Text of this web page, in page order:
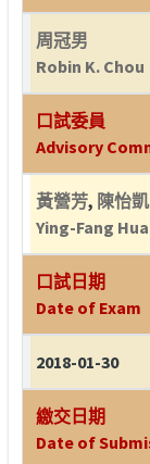
周冠男
Robin K. Chou
口試委員
Advisory
黃營芳, 陳怡凱
Ying-Fang
口試日期
Date of Exam
2018-01-30
繳交日期
Date of